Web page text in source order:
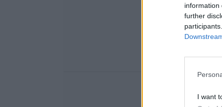
information
further
I want